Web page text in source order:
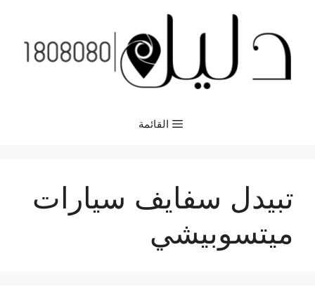
المحتوى
القائمة
تبيدل سفايف سيارات
ميتسوبيشي